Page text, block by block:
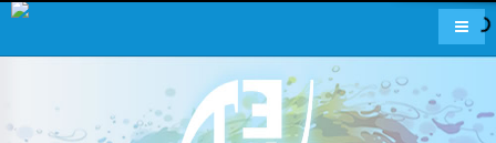
导航